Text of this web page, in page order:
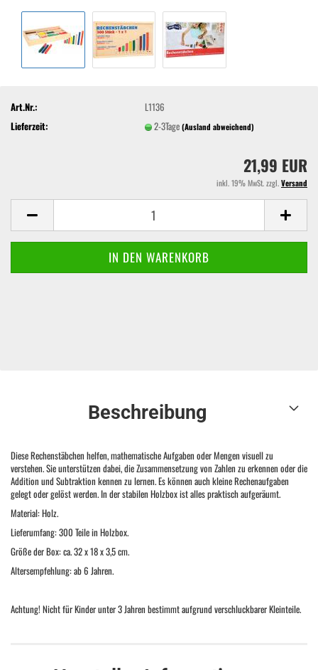
Art.Nr.:
L1136
Lieferzeit:
2-3Tage(Ausland abweichend)
21,99 EUR
inkl. 19% MwSt. zzgl.Versand
Beschreibung
Diese Rechenstäbchen helfen, mathematische Aufgaben oder Mengen visuell zu
verstehen. Sie unterstützen dabei, die Zusammensetzung von Zahlen zu erkennen oder die
Addition und Subtraktion kennen zu lernen. Es können auch kleine Rechenaufgaben
gelegt oder gelöst werden. In der stabilen Holzbox ist alles praktisch aufgeräumt.
Material: Holz.
Lieferumfang: 300 Teile in Holzbox.
Größe der Box: ca. 32 x 18 x 3,5 cm.
Altersempfehlung: ab 6 Jahren.
Achtung! Nicht für Kinder unter 3 Jahren bestimmt aufgrund verschluckbarer Kleinteile.